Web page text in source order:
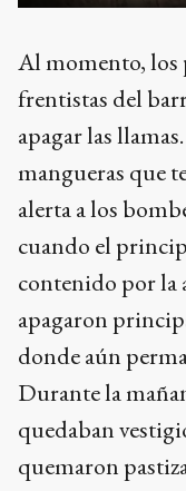
Al momento, los
frentistas del
apagar las
mangueras que
alerta a los
cuando el
contenido por la
apagaron
donde aún
Durante la
quedaban
quemaron